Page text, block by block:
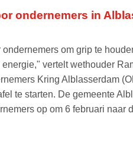
ondernemers in
om grip te
vertelt wethouder
Kring Alblasserdam
te starten. De gemeente
op om 6 februari naar